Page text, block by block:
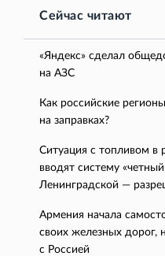
Сейчас читают
«Яндекс» сделал
на АЗС
Как российские
на заправках?
Ситуация с топливом в
вводят систему
Ленинградской —
Армения начала
своих железных дорог,
с Россией